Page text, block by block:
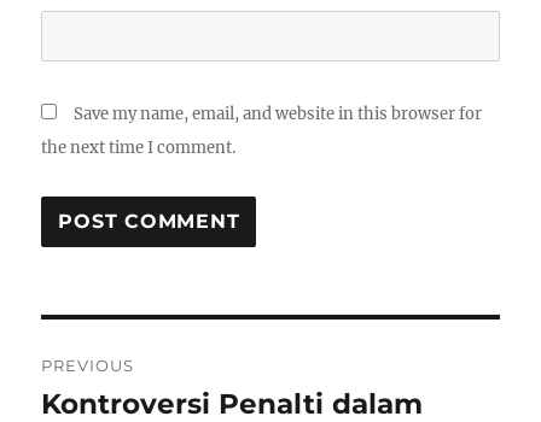
Save my name, email, and website in this browser for
the next time I comment.
navigation
PREVIOUS
Previous
Kontroversi Penalti dalam